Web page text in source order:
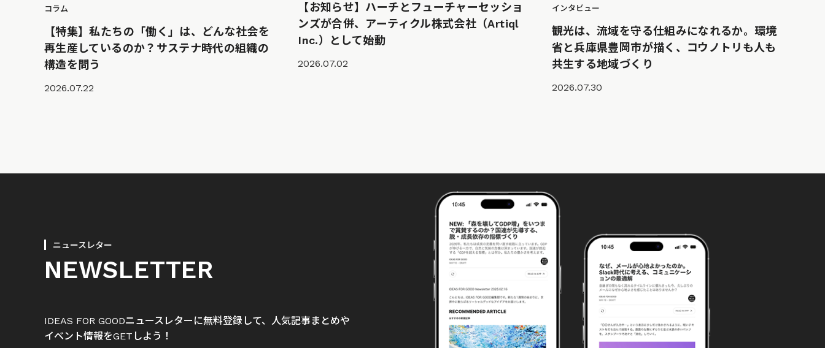
コラム
【特集】私たちの「働く」は、どんな社会を
再生産しているのか？サステナ時代の組織の
構造を問う
2026.07.22
【お知らせ】ハーチとフューチャーセッショ
ンズが合併、アーティクル株式会社（Artiql
Inc.）として始動
2026.07.02
インタビュー
観光は、流域を守る仕組みになれるか。環境
省と兵庫県豊岡市が描く、コウノトリも人も
共生する地域づくり
2026.07.30
ニュースレター
NEWSLETTER
IDEAS FOR GOODニュースレターに無料登録して、人気記事まとめや
イベント情報をGETしよう！